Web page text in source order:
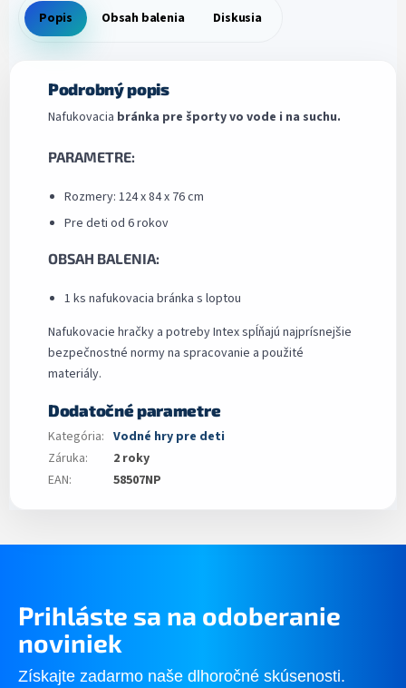
Popis Obsah balenia Diskusia
Podrobný popis
Nafukovacia bránka pre športy vo vode i na suchu.
PARAMETRE:
Rozmery: 124 x 84 x 76 cm
Pre deti od 6 rokov
OBSAH BALENIA:
1 ks nafukovacia bránka s loptou
Nafukovacie hračky a potreby Intex spĺňajú najprísnejšie
bezpečnostné normy na spracovanie a použité
materiály.
Dodatočné parametre
Kategória: Vodné hry pre deti
Záruka:
2 roky
EAN: 58507NP
Prihláste sa na odoberanie
noviniek
Získajte zadarmo naše dlhoročné skúsenosti.